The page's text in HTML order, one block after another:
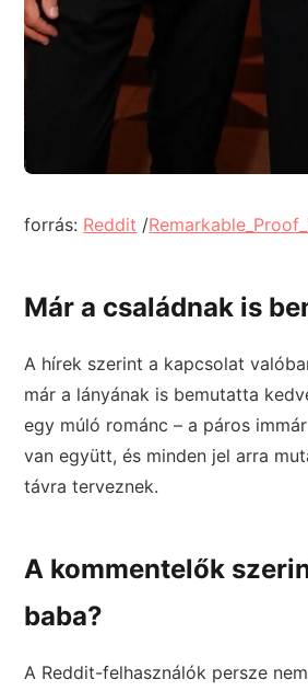
forrás: Reddit /
Már a családnak is
A hírek szerint a kapcsolat
már a lányának is bemutatta
egy múló románc – a páros
van együtt, és minden jel arra
távra terveznek.
A kommentelők
baba?
A Reddit-felhasználók persze